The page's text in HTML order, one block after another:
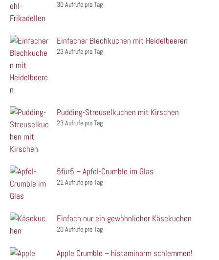
30 Aufrufe pro Tag
Einfacher Blechkuchen mit Heidelbeeren
23 Aufrufe pro Tag
Pudding-Streuselkuchen mit Kirschen
23 Aufrufe pro Tag
5für5 – Apfel-Crumble im Glas
21 Aufrufe pro Tag
Einfach nur ein gewöhnlicher Käsekuchen
20 Aufrufe pro Tag
Apple Crumble – histaminarm schlemmen!